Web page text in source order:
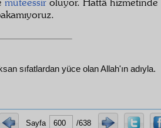
sıfatlardan yüce olan Allah'ın adıyla.
Sayfa /638